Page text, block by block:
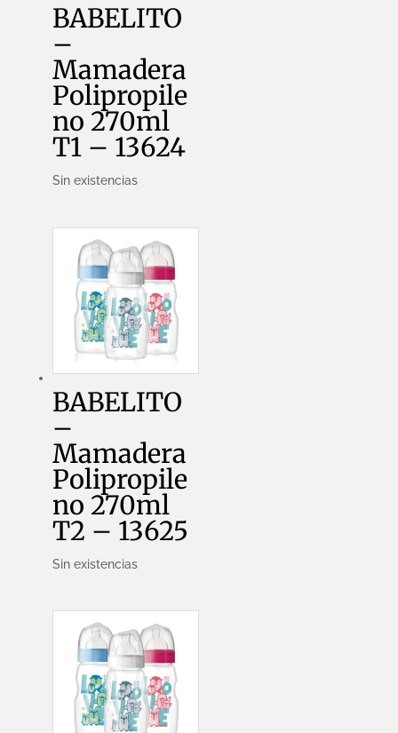
BABELITO
–
Mamadera
Polipropile
no 270ml
T1 – 13624
Sin existencias
BABELITO
–
Mamadera
Polipropile
no 270ml
T2 – 13625
Sin existencias